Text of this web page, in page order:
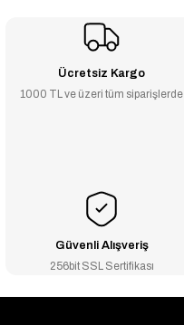
Ücretsiz Kargo
1000 TL ve üzeri tüm siparişlerde
Güvenli Alışveriş
256bit SSL Sertifikası